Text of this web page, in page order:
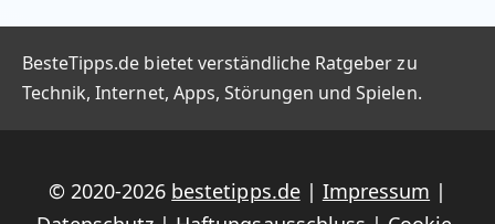
BesteTipps.de bietet verständliche Ratgeber zu
Technik, Internet, Apps, Störungen und Spielen.
© 2020-2026 bestetipps.de| Impressum |